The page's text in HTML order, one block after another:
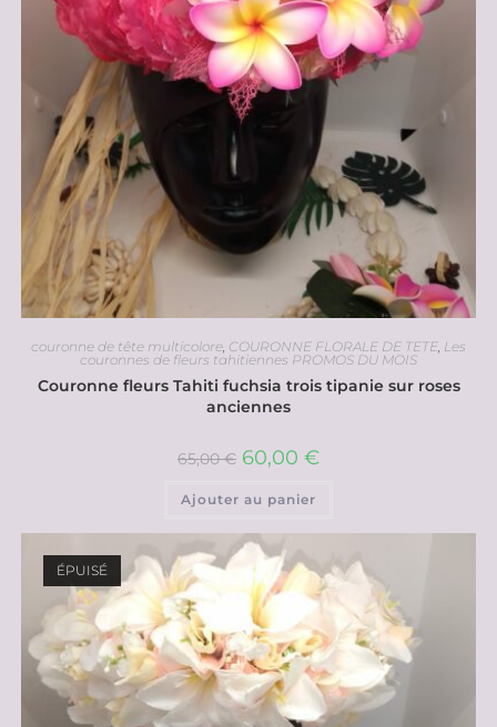
couronne de tête multicolore, COURONNE FLORALE DE TETE, Les
couronnes de fleurs tahitiennes PROMOS DU MOIS
Couronne fleurs Tahiti fuchsia trois tipanie sur roses
anciennes
65,00€ 60,00 €
Ajouter au panier
ÉPUISÉ